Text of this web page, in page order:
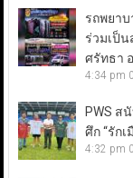
รถพยา
ร่วมเป็
ศรัทธา
4:34 pm
PWS ส
ศึก “รักเ
4:32 pm